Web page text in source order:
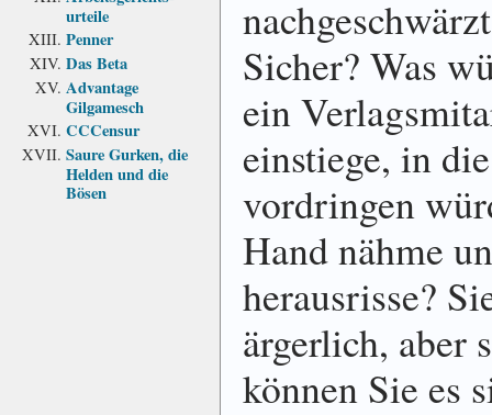
urteile
Penner
Das Beta
Advantage
Gilgamesch
CCCensur
Saure Gurken, die
Helden und die
Bösen
Sicher? Was
ein
einstiege, in
vordringen
Hand nähme
herausrisse?
ärgerlich, aber
können Sie es